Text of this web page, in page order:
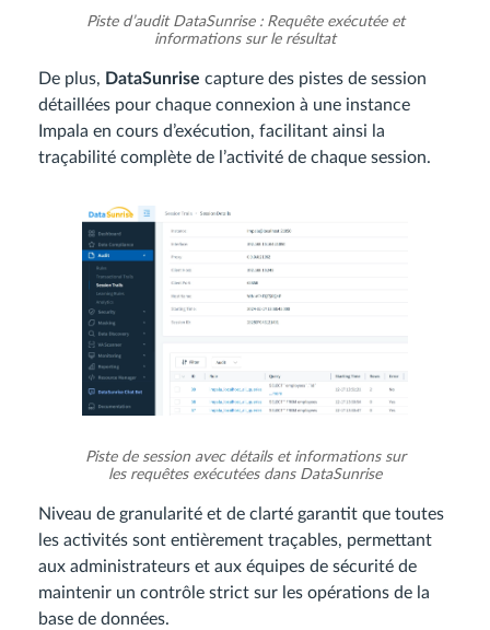
Piste d’audit DataSunrise : Requête exécutée et
informations sur le résultat
De plus, DataSunrise capture des pistes de session
détaillées pour chaque connexion à une instance
Impala en cours d’exécution, facilitant ainsi la
traçabilité complète de l’activité de chaque session.
Piste de session avec détails et informations sur
les requêtes exécutées dans DataSunrise
Niveau de granularité et de clarté garantit que toutes
les activités sont entièrement traçables, permettant
aux administrateurs et aux équipes de sécurité de
maintenir un contrôle strict sur les opérations de la
base de données.